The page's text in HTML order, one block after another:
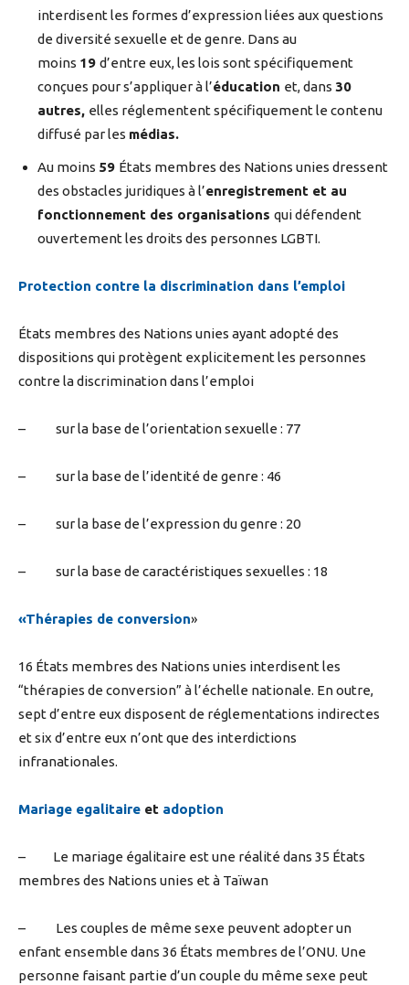
interdisent les formes d’expression liées aux questions
de diversité sexuelle et de genre. Dans au
moins 19 d’entre eux, les lois sont spécifiquement
conçues pour s’appliquer à l’éducation et, dans 30
autres, elles réglementent spécifiquement le contenu
diffusé par les médias.
Au moins 59 États membres des Nations unies dressent
des obstacles juridiques à l’enregistrement et au
fonctionnement des organisations qui défendent
ouvertement les droits des personnes LGBTI.
Protection contre la discrimination dans l’emploi
États membres des Nations unies ayant adopté des
dispositions qui protègent explicitement les personnes
contre la discrimination dans l’emploi
– sur la base de l’orientation sexuelle : 77
– sur la base de l’identité de genre : 46
– sur la base de l’expression du genre : 20
– sur la base de caractéristiques sexuelles : 18
«Thérapies de conversion»
16 États membres des Nations unies interdisent les
“thérapies de conversion” à l’échelle nationale. En outre,
sept d’entre eux disposent de réglementations indirectes
et six d’entre eux n’ont que des interdictions
infranationales.
Mariage egalitaire et adoption
– Le mariage égalitaire est une réalité dans 35 États
membres des Nations unies et à Taïwan
– Les couples de même sexe peuvent adopter un
enfant ensemble dans 36 États membres de l’ONU. Une
personne faisant partie d’un couple du même sexe peut